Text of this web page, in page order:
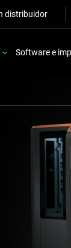
distribuidor
Software e